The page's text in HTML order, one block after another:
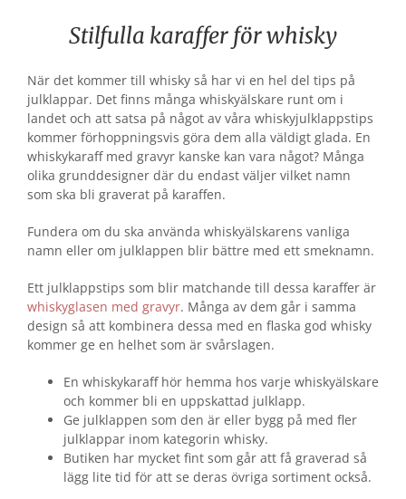
Stilfulla karaffer för whisky
När det kommer till whisky så har vi en hel del tips på
julklappar. Det finns många whiskyälskare runt om i
landet och att satsa på något av våra whiskyjulklappstips
kommer förhoppningsvis göra dem alla väldigt glada. En
whiskykaraff med gravyr kanske kan vara något? Många
olika grunddesigner där du endast väljer vilket namn
som ska bli graverat på karaffen.
Fundera om du ska använda whiskyälskarens vanliga
namn eller om julklappen blir bättre med ett smeknamn.
Ett julklappstips som blir matchande till dessa karaffer är
whiskyglasen med gravyr. Många av dem går i samma
design så att kombinera dessa med en flaska god whisky
kommer ge en helhet som är svårslagen.
En whiskykaraff hör hemma hos varje whiskyälskare
och kommer bli en uppskattad julklapp.
Ge julklappen som den är eller bygg på med fler
julklappar inom kategorin whisky.
Butiken har mycket fint som går att få graverad så
lägg lite tid för att se deras övriga sortiment också.